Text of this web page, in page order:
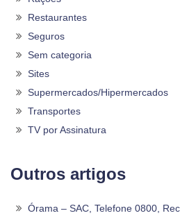
Restaurantes
Seguros
Sem categoria
Sites
Supermercados/Hipermercados
Transportes
TV por Assinatura
Outros artigos
Órama – SAC, Telefone 0800,